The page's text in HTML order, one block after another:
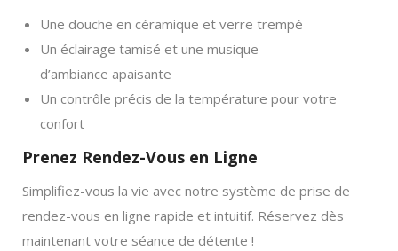
Une douche en céramique et verre trempé
Un éclairage tamisé et une musique
d’ambiance apaisante
Un contrôle précis de la température pour votre
confort
Prenez Rendez-Vous en Ligne
Simplifiez-vous la vie avec notre système de prise de
rendez-vous en ligne rapide et intuitif. Réservez dès
maintenant votre séance de détente !